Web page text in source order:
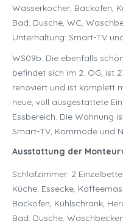
Wasserkocher, Backofen,
Bad: Dusche, WC,
Unterhaltung: Smart-TV
WS09b: Die ebenfalls
befindet sich im 2. OG, ist
renoviert und ist komplett
neue, voll ausgestattete
Essbereich. Die Wohnung
Smart-TV, Kommode und
Ausstattung der
Schlafzimmer: 2
Küche: Essecke,
Backofen, Kühlschrank,
Bad: Dusche,